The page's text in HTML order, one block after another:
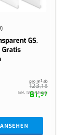
GS,
123,18
pro m² ab
81,97
Inkl. 19 % MwSt.